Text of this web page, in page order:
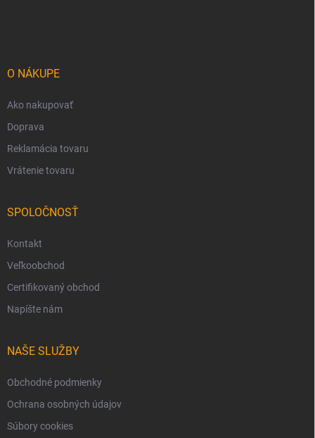
O NÁKUPE
Ako nakupovať
Doprava
Reklamácia tovaru
Vrátenie tovaru
SPOLOČNOSŤ
Kontakt
Veľkoobchod
Certifikovaný obchod
Napíšte nám
NAŠE SLUŽBY
Obchodné podmienky
Ochrana osobných údajov
Súbory cookies